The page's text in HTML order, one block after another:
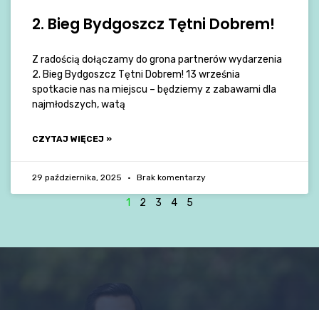
2. Bieg Bydgoszcz Tętni Dobrem!
Z radością dołączamy do grona partnerów wydarzenia
2. Bieg Bydgoszcz Tętni Dobrem! 13 września
spotkacie nas na miejscu – będziemy z zabawami dla
najmłodszych, watą
CZYTAJ WIĘCEJ »
29 października, 2025 Brak komentarzy
1 2 3 4 5